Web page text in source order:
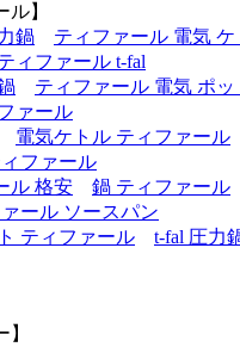
】
鍋
ティファール 電気 ケ
ィファール t-fal
ティファール 電気 ポッ
ァール
電気ケトル ティファール
ファール
ル 格安
鍋 ティファール
ール ソースパン
ティファール
t-fal 圧力